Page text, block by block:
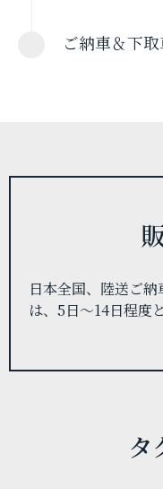
ご納車＆下
日本全国、陸送ご納
は、5日〜14日程度
タ